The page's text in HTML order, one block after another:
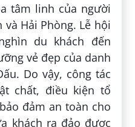
tâm linh của người
Hải Phòng. Lễ hội
du khách đến
vẻ đẹp của danh
Do vậy, công tác
chất, điều kiện tổ
đảm an toàn cho
khách ra đảo được